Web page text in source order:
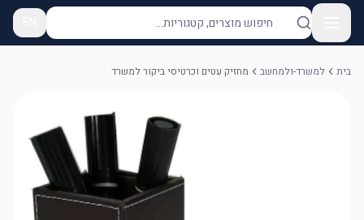
בית למשרד-ולמחשב מחזיק עטים וכרטיסי ביקור למשרד